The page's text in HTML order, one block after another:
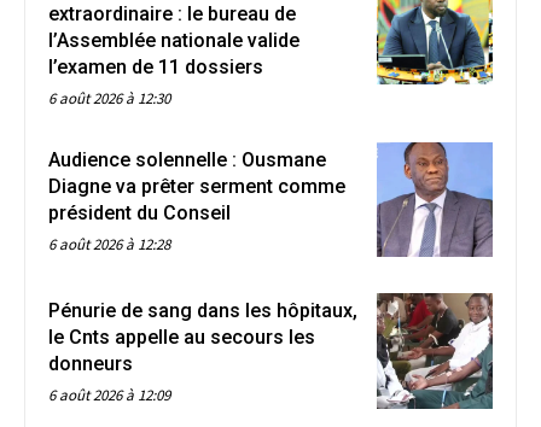
extraordinaire : le bureau de
l’Assemblée nationale valide
l’examen de 11 dossiers
6 août 2026 à 12:30
Audience solennelle : Ousmane
Diagne va prêter serment comme
président du Conseil
6 août 2026 à 12:28
Pénurie de sang dans les hôpitaux,
le Cnts appelle au secours les
donneurs
6 août 2026 à 12:09